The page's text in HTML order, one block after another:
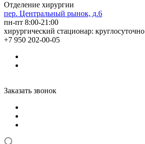
Отделение хирургии
пер. Центральный рынок, д.6
пн-пт 8:00-21:00
хирургический стационар: круглосуточно
+7 950 202-00-05
Заказать звонок